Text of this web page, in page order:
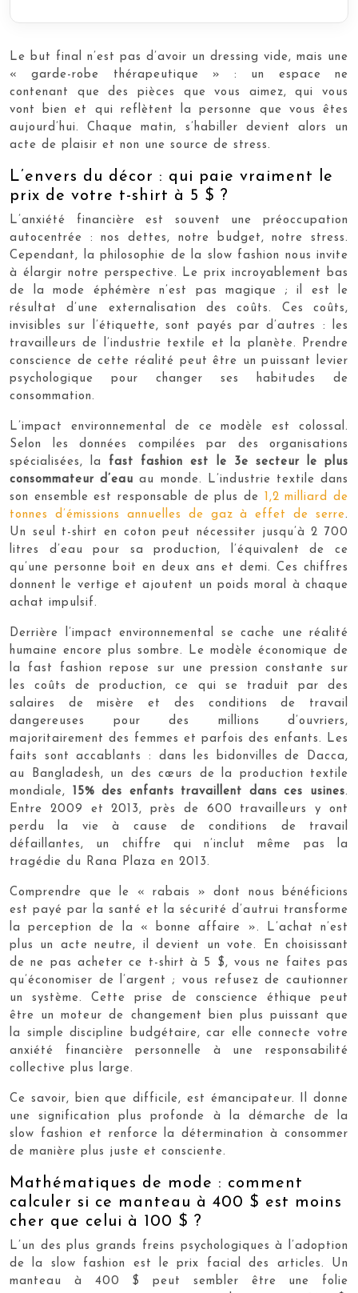
Le but final n’est pas d’avoir un dressing vide, mais une
« garde-robe thérapeutique » : un espace ne
contenant que des pièces que vous aimez, qui vous
vont bien et qui reflètent la personne que vous êtes
aujourd’hui. Chaque matin, s’habiller devient alors un
acte de plaisir et non une source de stress.
L’envers du décor : qui paie vraiment le
prix de votre t-shirt à 5 $ ?
L’anxiété financière est souvent une préoccupation
autocentrée : nos dettes, notre budget, notre stress.
Cependant, la philosophie de la slow fashion nous invite
à élargir notre perspective. Le prix incroyablement bas
de la mode éphémère n’est pas magique ; il est le
résultat d’une externalisation des coûts. Ces coûts,
invisibles sur l’étiquette, sont payés par d’autres : les
travailleurs de l’industrie textile et la planète. Prendre
conscience de cette réalité peut être un puissant levier
psychologique pour changer ses habitudes de
consommation.
L’impact environnemental de ce modèle est colossal.
Selon les données compilées par des organisations
spécialisées, la fast fashion est le 3e secteur le plus
consommateur d’eau au monde. L’industrie textile dans
son ensemble est responsable de plus de 1,2 milliard de
tonnes d’émissions annuelles de gaz à effet de serre.
Un seul t-shirt en coton peut nécessiter jusqu’à 2 700
litres d’eau pour sa production, l’équivalent de ce
qu’une personne boit en deux ans et demi. Ces chiffres
donnent le vertige et ajoutent un poids moral à chaque
achat impulsif.
Derrière l’impact environnemental se cache une réalité
humaine encore plus sombre. Le modèle économique de
la fast fashion repose sur une pression constante sur
les coûts de production, ce qui se traduit par des
salaires de misère et des conditions de travail
dangereuses pour des millions d’ouvriers,
majoritairement des femmes et parfois des enfants. Les
faits sont accablants : dans les bidonvilles de Dacca,
au Bangladesh, un des cœurs de la production textile
mondiale, 15% des enfants travaillent dans ces usines.
Entre 2009 et 2013, près de 600 travailleurs y ont
perdu la vie à cause de conditions de travail
défaillantes, un chiffre qui n’inclut même pas la
tragédie du Rana Plaza en 2013.
Comprendre que le « rabais » dont nous bénéficions
est payé par la santé et la sécurité d’autrui transforme
la perception de la « bonne affaire ». L’achat n’est
plus un acte neutre, il devient un vote. En choisissant
de ne pas acheter ce t-shirt à 5 $, vous ne faites pas
qu’économiser de l’argent ; vous refusez de cautionner
un système. Cette prise de conscience éthique peut
être un moteur de changement bien plus puissant que
la simple discipline budgétaire, car elle connecte votre
anxiété financière personnelle à une responsabilité
collective plus large.
Ce savoir, bien que difficile, est émancipateur. Il donne
une signification plus profonde à la démarche de la
slow fashion et renforce la détermination à consommer
de manière plus juste et consciente.
Mathématiques de mode : comment
calculer si ce manteau à 400 $ est moins
cher que celui à 100 $ ?
L’un des plus grands freins psychologiques à l’adoption
de la slow fashion est le prix facial des articles. Un
manteau à 400 $ peut sembler être une folie